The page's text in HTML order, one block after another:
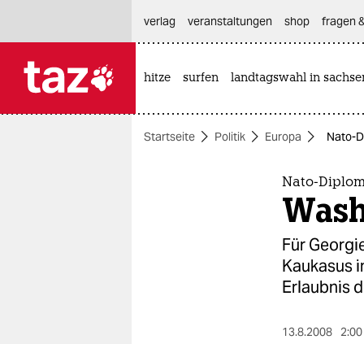
themen
verlag
veranstaltungen shop fragen
hitze surfen landtagswahl in
Startseite Politik Europa Nato-
Nato-
Für
Kaukasus
Erlaubnis
13.8.2008